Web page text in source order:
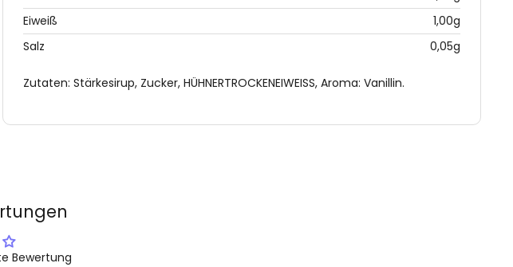
Eiweiß
1,00g
Salz
0,05g
Zutaten: Stärkesirup, Zucker, HÜHNERTROCKENEIWEISS, Aroma: Vanillin.
Bewertung